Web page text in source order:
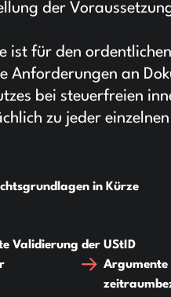
der
ist für den
Anforderungen an
bei steuerfreien
zu jeder
in Kürze
Validierung der UStID
Argumente